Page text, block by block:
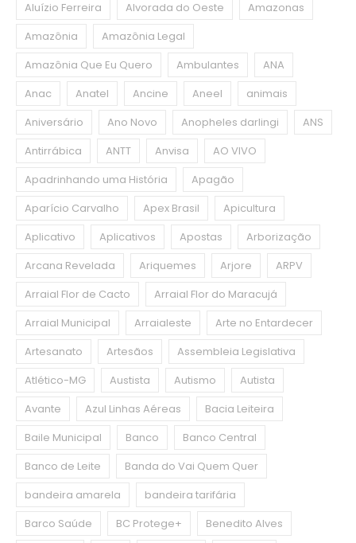
Aluízio Ferreira Alvorada do Oeste
Amazonas
Amazônia
Amazônia Legal
Amazônia Que Eu Quero
Ambulantes
ANA
Anac
Anatel Ancine Aneel
animais
Aniversário
Ano Novo Anopheles darlingi
ANS
Antirrábica
ANTT Anvisa
AO VIVO
Apadrinhando uma História
Apagão
Aparício Carvalho
Apex Brasil
Apicultura
Aplicativo
Aplicativos Apostas
Arborização
Arcana Revelada
Ariquemes Arjore
ARPV
Arraial Flor de Cacto
Arraial Flor do Maracujá
Arraial Municipal
Arraialeste
Arte no Entardecer
Artesanato
Artesãos
Assembleia Legislativa
Atlético-MG
Austista Autismo
Autista
Avante
Azul Linhas Aéreas
Bacia Leiteira
Baile Municipal
Banco
Banco Central
Banco de Leite
Banda do Vai Quem Quer
bandeira amarela
bandeira tarifária
Barco Saúde
BC Protege+
Benedito Alves